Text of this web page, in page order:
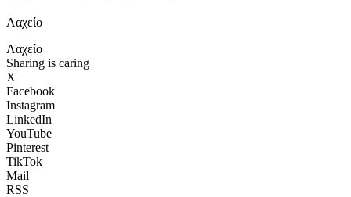
Λαχείο
Λαχείο
Sharing is caring
X
Facebook
Instagram
LinkedIn
YouTube
Pinterest
TikTok
Mail
RSS